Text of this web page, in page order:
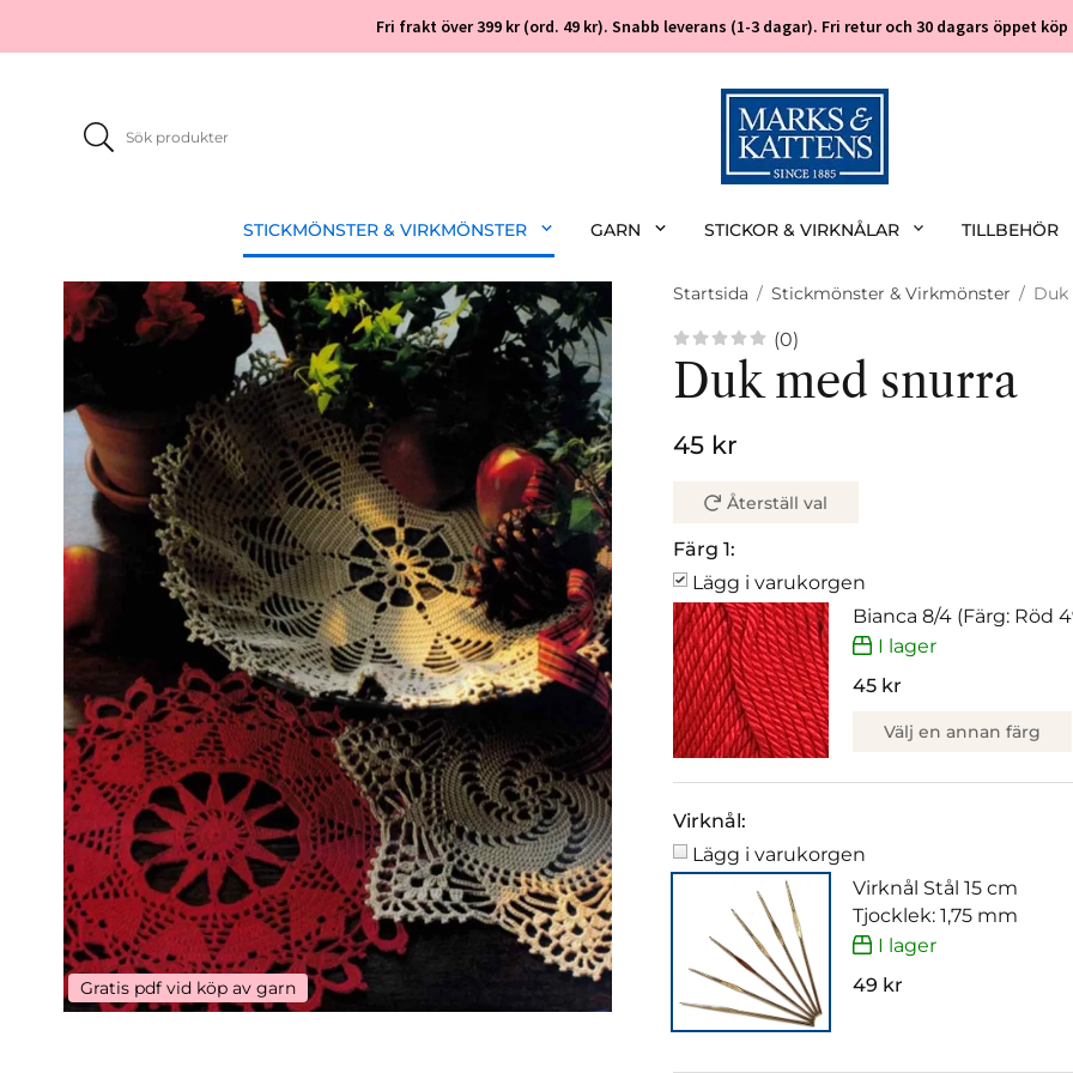
Fri frakt över 399 kr (ord. 49 kr). Snabb leverans (1-3 dagar). Fri retur och 30 dagars öppet
STICKMÖNSTER & VIRKMÖNSTER GARN STICKOR & VIRKNÅLAR TILLBEHÖR
Gratis pdf vid köp av garn
Startsida / Stickmönster & Virkmönster / Duk
(0)
Duk med snurra
45 kr
Återställ val
Färg 1:
Lägg i varukorgen
Bianca 8/4 (Färg: Röd
I lager
45 kr
Välj en annan färg
Virknål:
Lägg i varukorgen
Virknål Stål 15 cm
Tjocklek: 1,75 mm
I lager
49 kr